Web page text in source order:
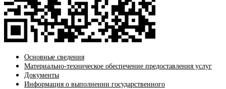
Основные сведения
Материально-техническое обеспечение предоставления услуг
Документы
Информация о выполнении государственного